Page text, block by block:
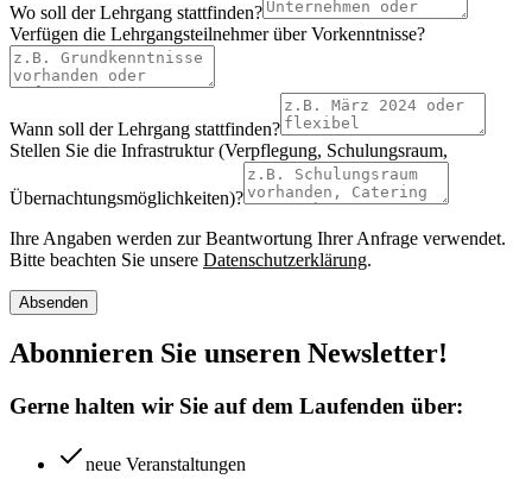
Wo soll der Lehrgang stattfinden?
Verfügen die Lehrgangsteilnehmer über Vorkenntnisse?
Wann soll der Lehrgang stattfinden?
Stellen Sie die Infrastruktur (Verpflegung, Schulungsraum,
Übernachtungsmöglichkeiten)?
Ihre Angaben werden zur Beantwortung Ihrer Anfrage verwendet.
Bitte beachten Sie unsere Datenschutzerklärung.
Absenden
Abonnieren Sie unseren Newsletter!
Gerne halten wir Sie auf dem Laufenden über:
neue Veranstaltungen